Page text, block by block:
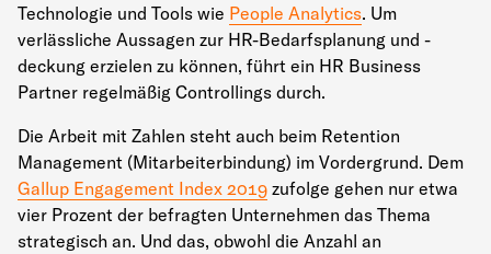
Technologie und Tools wie People Analytics. Um
verlässliche Aussagen zur HR-Bedarfsplanung und -
deckung erzielen zu können, führt ein HR Business
Partner regelmäßig Controllings durch.
Die Arbeit mit Zahlen steht auch beim Retention
Management (Mitarbeiterbindung) im Vordergrund. Dem
Gallup Engagement Index 2019 zufolge gehen nur etwa
vier Prozent der befragten Unternehmen das Thema
strategisch an. Und das, obwohl die Anzahl an